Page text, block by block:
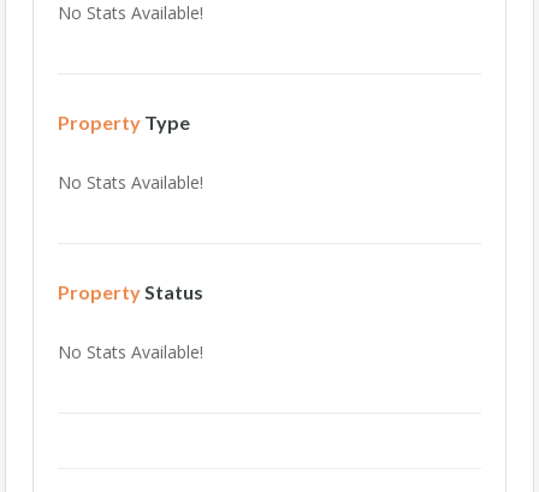
No Stats Available!
Property Type
No Stats Available!
Property Status
No Stats Available!